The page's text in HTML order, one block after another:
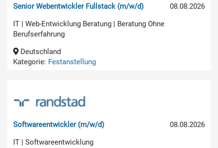
08.08.2026
Senior Webentwickler Fullstack (m/w/d)
IT | Web-Entwicklung Beratung | Beratung Ohne
Berufserfahrung
Deutschland
Kategorie: Festanstellung
08.08.2026
Softwareentwickler (m/w/d)
IT | Softwareentwicklung